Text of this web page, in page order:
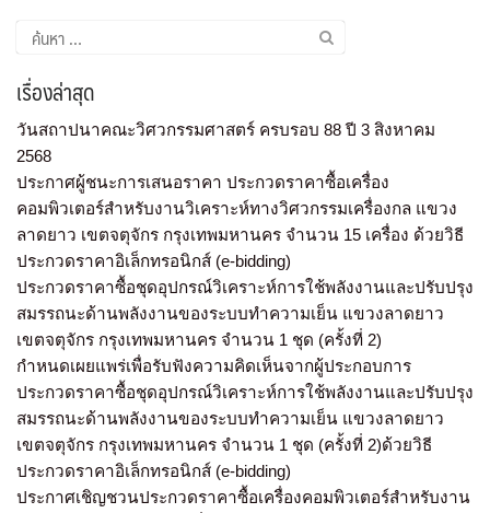
เรื่องล่าสุด
วันสถาปนาคณะวิศวกรรมศาสตร์ ครบรอบ 88 ปี 3 สิงหาคม
2568
ประกาศผู้ชนะการเสนอราคา ประกวดราคาซื้อเครื่อง
คอมพิวเตอร์สำหรับงานวิเคราะห์ทางวิศวกรรมเครื่องกล แขวง
ลาดยาว เขตจตุจักร กรุงเทพมหานคร จำนวน 15 เครื่อง ด้วยวิธี
ประกวดราคาอิเล็กทรอนิกส์ (e-bidding)
ประกวดราคาซื้อชุดอุปกรณ์วิเคราะห์การใช้พลังงานและปรับปรุง
สมรรถนะด้านพลังงานของระบบทำความเย็น แขวงลาดยาว
เขตจตุจักร กรุงเทพมหานคร จำนวน 1 ชุด (ครั้งที่ 2)
กำหนดเผยแพร่เพื่อรับฟังความคิดเห็นจากผู้ประกอบการ
ประกวดราคาซื้อชุดอุปกรณ์วิเคราะห์การใช้พลังงานและปรับปรุง
สมรรถนะด้านพลังงานของระบบทำความเย็น แขวงลาดยาว
เขตจตุจักร กรุงเทพมหานคร จำนวน 1 ชุด (ครั้งที่ 2)ด้วยวิธี
ประกวดราคาอิเล็กทรอนิกส์ (e-bidding)
ประกาศเชิญชวนประกวดราคาซื้อเครื่องคอมพิวเตอร์สำหรับงาน